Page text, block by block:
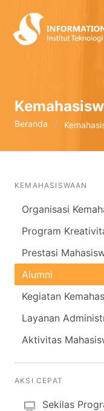
Beranda
KEMAHASISWAAN
Organisasi
Program
Prestasi
Alumni
Kegiatan
Layanan
Aktivitas
AKSI CEPAT
Sekilas